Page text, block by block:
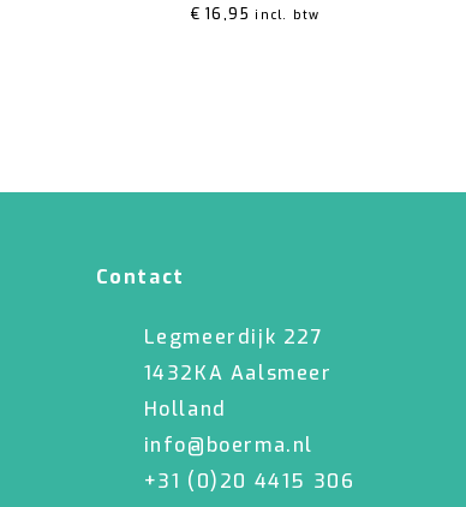
€ 16,95 incl. btw
Contact
Legmeerdijk 227
1432KA Aalsmeer
Holland
info@boerma.nl
+31 (0)20 4415 306